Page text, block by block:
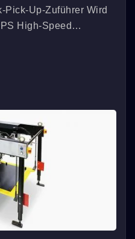
Up-Zuführer Wird
High-Speed
Verwendet Und Läuft
Einzigartige...